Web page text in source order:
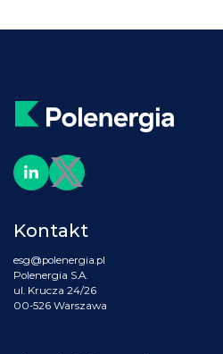
Kontakt
esg@polenergia.pl
Polenergia S.A.
ul. Krucza 24/26
00-526 Warszawa